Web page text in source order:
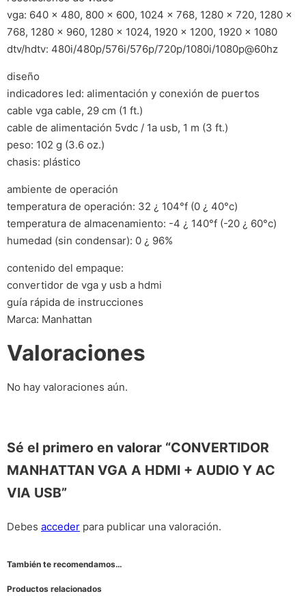
vga: 640 x 480, 800 x 600, 1024 x 768, 1280 x 720, 1280 x
768, 1280 x 960, 1280 x 1024, 1920 x 1200, 1920 x 1080
dtv/hdtv: 480i/480p/576i/576p/720p/1080i/1080p@60hz
diseño
indicadores led: alimentación y conexión de puertos
cable vga cable, 29 cm (1 ft.)
cable de alimentación 5vdc / 1a usb, 1 m (3 ft.)
peso: 102 g (3.6 oz.)
chasis: plástico
ambiente de operación
temperatura de operación: 32 ¿ 104°f (0 ¿ 40°c)
temperatura de almacenamiento: -4 ¿ 140°f (-20 ¿ 60°c)
humedad (sin condensar): 0 ¿ 96%
contenido del empaque:
convertidor de vga y usb a hdmi
guía rápida de instrucciones
Marca: Manhattan
Valoraciones
No hay valoraciones aún.
Sé el primero en valorar “CONVERTIDOR
MANHATTAN VGA A HDMI + AUDIO Y AC
VIA USB”
Debes acceder para publicar una valoración.
También te recomendamos…
Productos relacionados